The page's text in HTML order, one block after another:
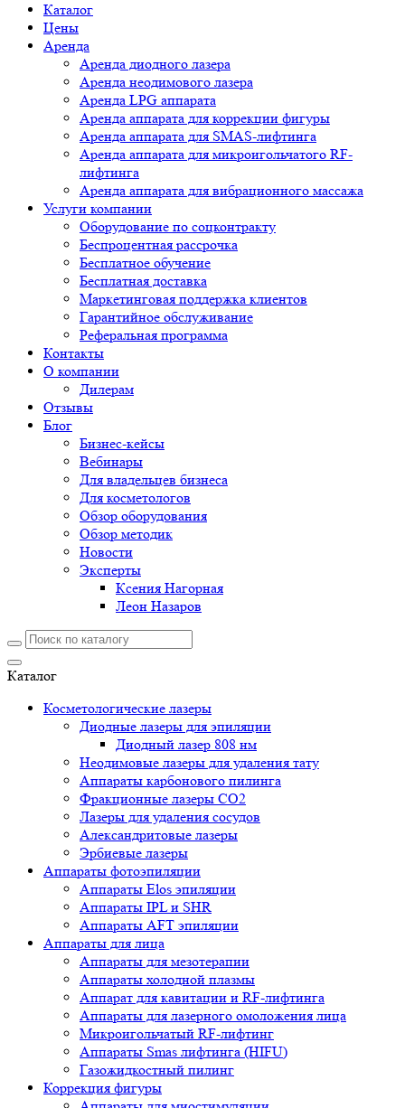
Каталог
Цены
Аренда
Аренда диодного лазера
Аренда неодимового лазера
Аренда LPG аппарата
Аренда аппарата для коррекции фигуры
Аренда аппарата для SMAS-лифтинга
Аренда аппарата для микроигольчатого RF-
лифтинга
Аренда аппарата для вибрационного массажа
Услуги компании
Оборудование по соцконтракту
Беспроцентная рассрочка
Бесплатное обучение
Бесплатная доставка
Маркетинговая поддержка клиентов
Гарантийное обслуживание
Реферальная программа
Контакты
О компании
Дилерам
Отзывы
Блог
Бизнес-кейсы
Вебинары
Для владельцев бизнеса
Для косметологов
Обзор оборудования
Обзор методик
Новости
Эксперты
Ксения Нагорная
Леон Назаров
Каталог
Косметологические лазеры
Диодные лазеры для эпиляции
Диодный лазер 808 нм
Неодимовые лазеры для удаления тату
Аппараты карбонового пилинга
Фракционные лазеры CO2
Лазеры для удаления сосудов
Александритовые лазеры
Эрбиевые лазеры
Аппараты фотоэпиляции
Аппараты Elos эпиляции
Аппараты IPL и SHR
Аппараты AFT эпиляции
Аппараты для лица
Аппараты для мезотерапии
Аппараты холодной плазмы
Аппарат для кавитации и RF-лифтинга
Аппараты для лазерного омоложения лица
Микроигольчатый RF-лифтинг
Аппараты Smas лифтинга (HIFU)
Газожидкостный пилинг
Коррекция фигуры